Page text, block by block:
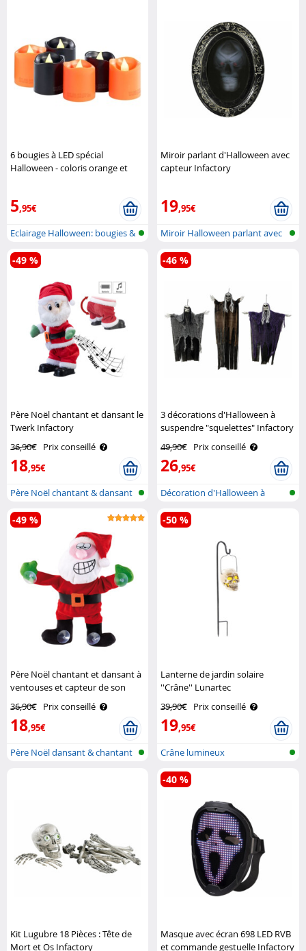
6 bougies à LED spécial
Halloween - coloris orange et
5,95€
Eclairage Halloween: bougies &
lant..
Miroir parlant d'Halloween avec
capteur Infactory
19,95€
Miroir Halloween parlant avec
son e..
Père Noël chantant et dansant le
Twerk Infactory
36,90€ Prix conseillé
18,95€
-49 %
Père Noël chantant & dansant
le twe..
3 décorations d'Halloween à
suspendre "squelettes" Infactory
49,90€ Prix conseillé
26,95€
-46 %
Décoration d'Halloween à
suspendre,..
Père Noël chantant et dansant à
ventouses et capteur de son
36,90€ Prix conseillé
18,95€
-49 %
Père Noël dansant & chantant
Lanterne de jardin solaire
''Crâne'' Lunartec
39,90€ Prix conseillé
19,95€
-50 %
Crâne lumineux
Kit Lugubre 18 Pièces : Tête de
Mort et Os Infactory
Masque avec écran 698 LED RVB
et commande gestuelle Infactory
-40 %